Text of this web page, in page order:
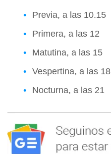
Previa, a las 10.15
Primera, a las 12
Matutina, a las 15
Vespertina, a las 18
Nocturna, a las 21